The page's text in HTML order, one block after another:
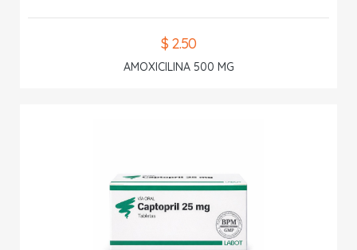
$ 2.50
AMOXICILINA 500 MG